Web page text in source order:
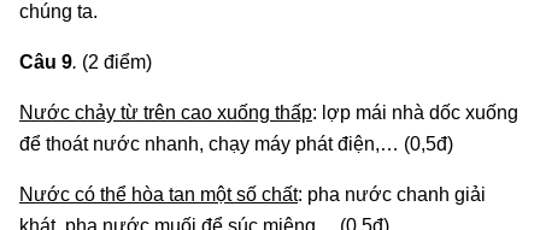
chúng ta.
Câu 9. (2 điểm)
Nước chảy từ trên cao xuống thấp: lợp mái nhà dốc xuống
để thoát nước nhanh, chạy máy phát điện,… (0,5đ)
Nước có thể hòa tan một số chất: pha nước chanh giải
khát, pha nước muối để súc miệng,…(0,5đ)